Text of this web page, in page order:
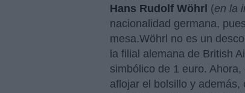
Hans Rudolf Wöhrl (en la
nacionalidad germana,
mesa.Wöhrl no es un
la filial alemana de British
simbólico de 1 euro.
aflojar el bolsillo y además,